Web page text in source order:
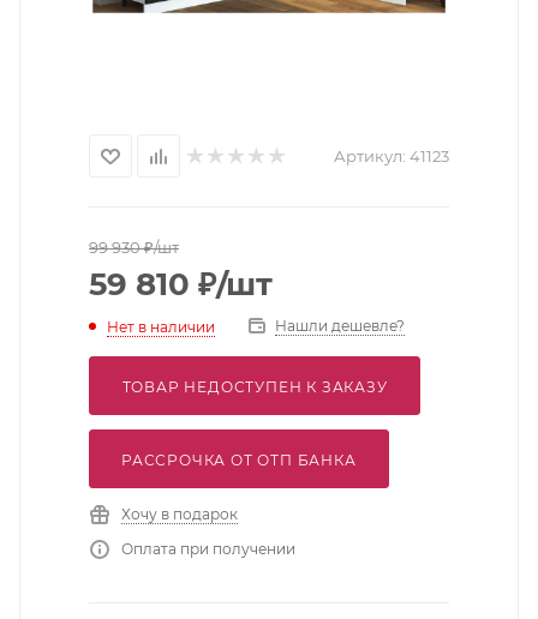
Артикул: 41123
99 930₽/шт
59 810 ₽/шт
Нет в наличии Нашли дешевле?
ТОВАР НЕДОСТУПЕН К ЗАКАЗУ
РАССРОЧКА ОТ ОТП БАНКА
Хочу в подарок
Оплата при получении